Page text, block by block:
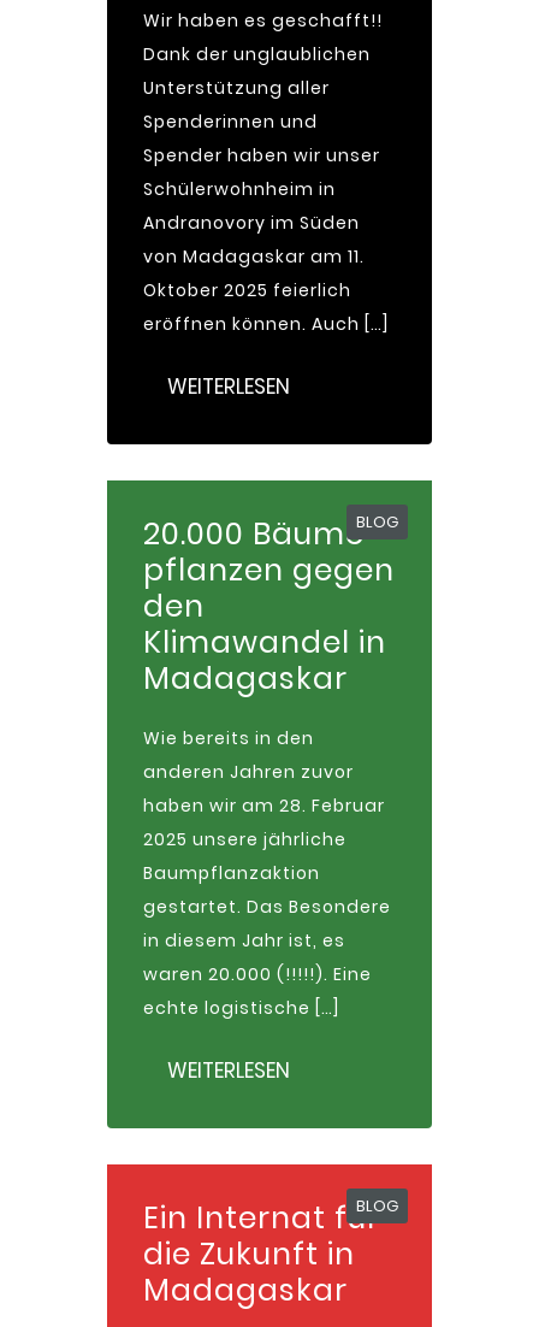
Wir haben es geschafft!!
Dank der unglaublichen
Unterstützung aller
Spenderinnen und
Spender haben wir unser
Schülerwohnheim in
Andranovory im Süden
von Madagaskar am 11.
Oktober 2025 feierlich
eröffnen können. Auch […]
WEITERLESEN
BLOG
20.000 Bäume
pflanzen gegen
den
Klimawandel in
Madagaskar
Wie bereits in den
anderen Jahren zuvor
haben wir am 28. Februar
2025 unsere jährliche
Baumpflanzaktion
gestartet. Das Besondere
in diesem Jahr ist, es
waren 20.000 (!!!!!). Eine
echte logistische […]
WEITERLESEN
BLOG
Ein Internat für
die Zukunft in
Madagaskar